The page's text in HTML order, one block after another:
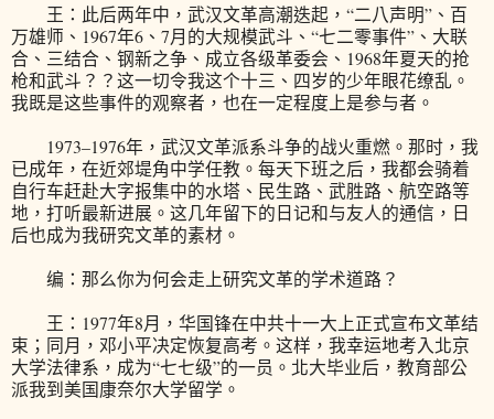
王：此后两年中，武汉文革高潮迭起，“二八声明”、百
万雄师、1967年6、7月的大规模武斗、“七二零事件”、大联
合、三结合、钢新之争、成立各级革委会、1968年夏天的抢
枪和武斗？？这一切令我这个十三、四岁的少年眼花缭乱。
我既是这些事件的观察者，也在一定程度上是参与者。
1973–1976年，武汉文革派系斗争的战火重燃。那时，我
已成年，在近郊堤角中学任教。每天下班之后，我都会骑着
自行车赶赴大字报集中的水塔、民生路、武胜路、航空路等
地，打听最新进展。这几年留下的日记和与友人的通信，日
后也成为我研究文革的素材。
编：那么你为何会走上研究文革的学术道路？
王：1977年8月，华国锋在中共十一大上正式宣布文革结
束；同月，邓小平决定恢复高考。这样，我幸运地考入北京
大学法律系，成为“七七级”的一员。北大毕业后，教育部公
派我到美国康奈尔大学留学。